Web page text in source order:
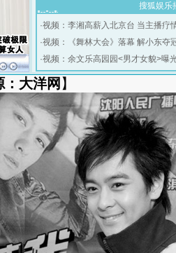
搜狐娱乐
·视频：李湘高薪入北京台 当主播疗
·视频：《舞林大会》落幕 解小东夺
·视频：余文乐高园园<男才女貌>曝
：大洋网 】